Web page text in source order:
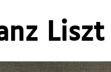
Liszt